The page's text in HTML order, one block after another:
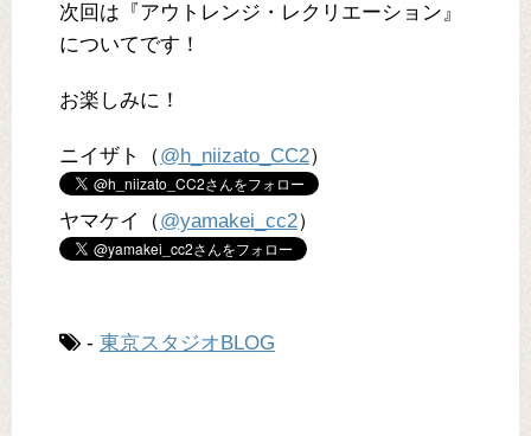
次回は『アウトレンジ・レクリエーション』
についてです！
お楽しみに！
ニイザト（@h_niizato_CC2）
ヤマケイ（@yamakei_cc2）
- 東京スタジオBLOG